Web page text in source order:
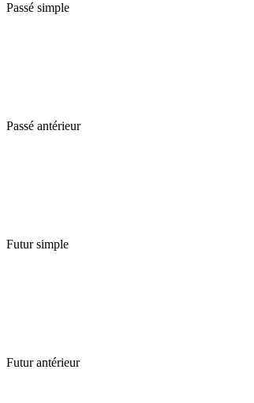
Passé simple
Passé antérieur
Futur simple
Futur antérieur